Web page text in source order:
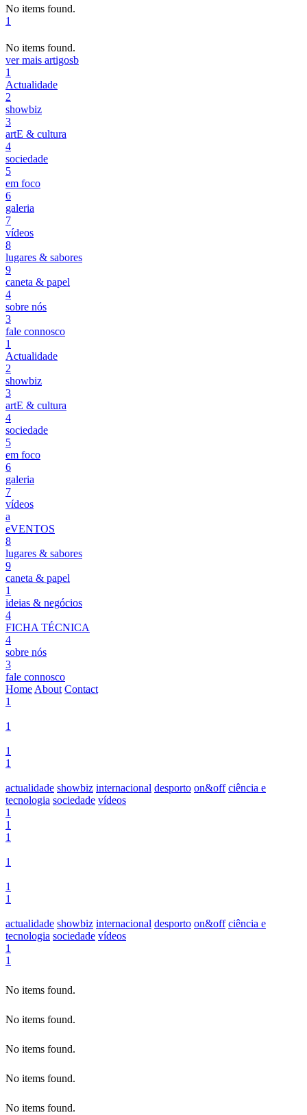
No items found.
1
No items found.
ver mais artigosb
1
Actualidade
2
showbiz
3
artE & cultura
4
sociedade
5
em foco
6
galeria
7
vídeos
8
lugares & sabores
9
caneta & papel
4
sobre nós
3
fale connosco
1
Actualidade
2
showbiz
3
artE & cultura
4
sociedade
5
em foco
6
galeria
7
vídeos
a
eVENTOS
8
lugares & sabores
9
caneta & papel
1
ideias & negócios
4
FICHA TÉCNICA
4
sobre nós
3
fale connosco
Home About Contact
1
1
1
1
actualidade showbiz internacional desporto on&off ciência e
tecnologia sociedade vídeos
1
1
1
1
1
1
actualidade showbiz internacional desporto on&off ciência e
tecnologia sociedade vídeos
1
1
No items found.
No items found.
No items found.
No items found.
No items found.